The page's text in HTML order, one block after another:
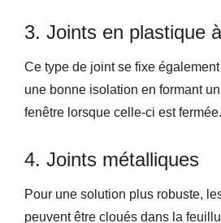
3. Joints en plastique
Ce type de joint se fixe
une bonne isolation en formant un
fenêtre lorsque celle-ci est fermée.
4. Joints métalliques
Pour une solution plus robuste,
peuvent être cloués dans la